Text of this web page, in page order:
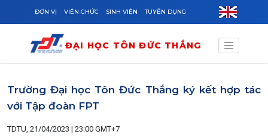
Skip to main content
ĐƠN VỊ VIÊN CHỨC SINH VIÊN TUYỂN DỤNG
ĐẠI HỌC TÔN ĐỨC THẮNG
Trường Đại học Tôn Đức Thắng ký kết hợp tác
với Tập đoàn FPT
TDTU, 21/04/2023 | 23:00 GMT+7